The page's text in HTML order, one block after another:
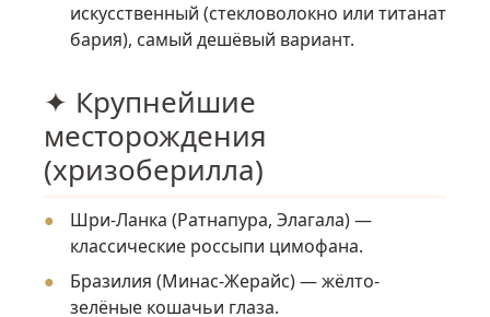
искусственный (стекловолокно или титанат
бария), самый дешёвый вариант.
✦ Крупнейшие
месторождения
(хризоберилла)
Шри-Ланка (Ратнапура, Элагала) —
классические россыпи цимофана.
Бразилия (Минас-Жерайс) — жёлто-
зелёные кошачьи глаза.